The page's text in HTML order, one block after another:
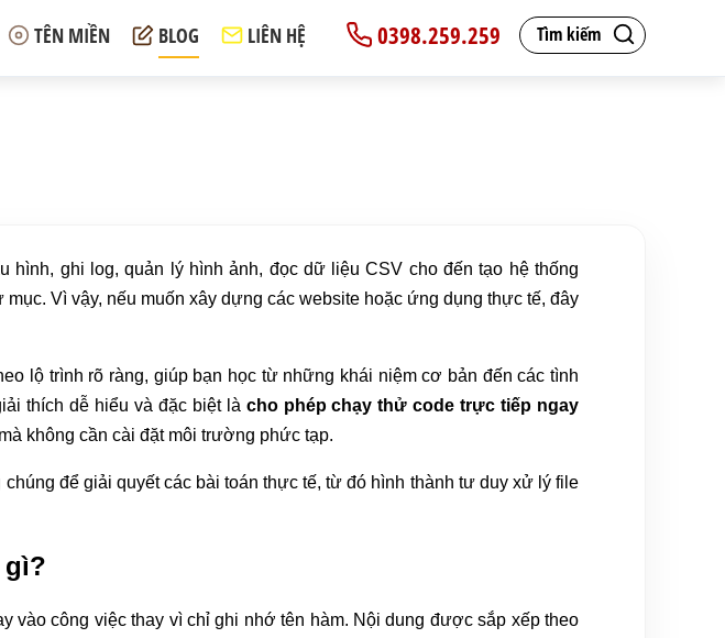
Tìm kiếm
0398.259.259
TÊN MIỀN BLOG LIÊN HỆ
ghi log, quản lý hình ảnh, đọc dữ liệu CSV cho đến tạo hệ thống
Vì vậy, nếu muốn xây dựng các website hoặc ứng dụng thực tế, đây
lộ trình rõ ràng, giúp bạn học từ những khái niệm cơ bản đến các tình
thích dễ hiểu và đặc biệt là cho phép chạy thử code trực tiếp ngay
không cần cài đặt môi trường phức tạp.
để giải quyết các bài toán thực tế, từ đó hình thành tư duy xử lý file
gì?
công việc thay vì chỉ ghi nhớ tên hàm. Nội dung được sắp xếp theo